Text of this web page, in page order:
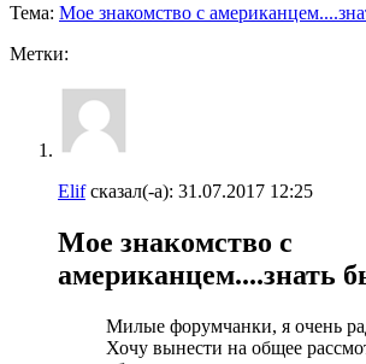
Тема: Мое знакомство с
Метки:
Elifсказал(-а): 31.07.2017 12:25
Мое знакомство с
американцем....знать
Милые форумчанки, я очень
Хочу вынести на общее